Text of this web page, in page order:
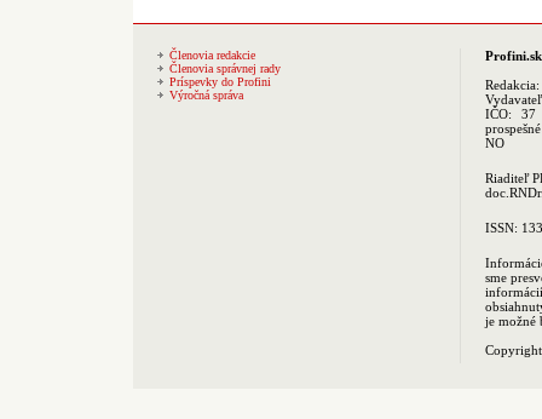
Členovia redakcie
Členovia správnej rady
Príspevky do Profini
Výročná správa
Profini.sk
Redakcia:
IČO: 37
NO
Riaditeľ
ISSN:
sme
je možné